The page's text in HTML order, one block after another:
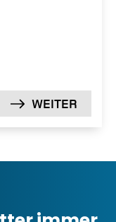
WEITER